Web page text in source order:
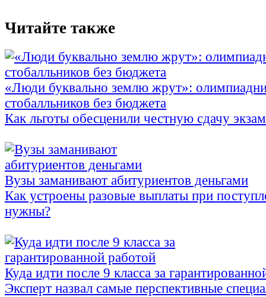
Читайте также
«Люди буквально землю жрут»:
стобалльников без бюджета
Как льготы обесценили честную сдачу
Вузы заманивают абитуриентов деньгами
Как устроены разовые выплаты при
нужны?
Куда идти после 9 класса за
Эксперт назвал самые перспективные